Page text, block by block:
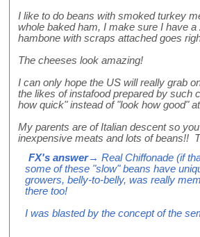
I like to do beans with smoked turkey
whole baked ham, I make sure I have
hambone with scraps attached goes
The cheeses look amazing!
I can only hope the US will really grab
the likes of instafood prepared by such
how quick" instead of "look how good"
My parents are of Italian descent so
inexpensive meats and lots of beans!!
FX's answer→ Real Chiffonade (if
some of these "slow" beans have
growers, belly-to-belly, was really
there too!
I was blasted by the concept of the